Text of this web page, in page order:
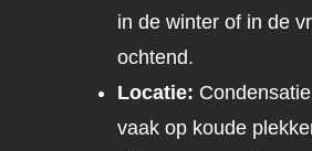
in de winter of in de
ochtend.
Locatie:
vaak op koude